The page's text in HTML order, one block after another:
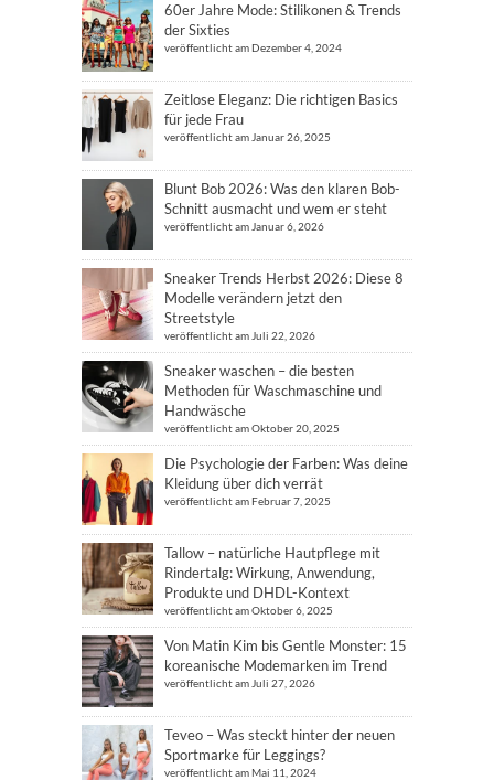
60er Jahre Mode: Stilikonen & Trends
der Sixties
veröffentlicht am Dezember 4, 2024
Zeitlose Eleganz: Die richtigen Basics
für jede Frau
veröffentlicht am Januar 26, 2025
Blunt Bob 2026: Was den klaren Bob-
Schnitt ausmacht und wem er steht
veröffentlicht am Januar 6, 2026
Sneaker Trends Herbst 2026: Diese 8
Modelle verändern jetzt den
Streetstyle
veröffentlicht am Juli 22, 2026
Sneaker waschen – die besten
Methoden für Waschmaschine und
Handwäsche
veröffentlicht am Oktober 20, 2025
Die Psychologie der Farben: Was deine
Kleidung über dich verrät
veröffentlicht am Februar 7, 2025
Tallow – natürliche Hautpflege mit
Rindertalg: Wirkung, Anwendung,
Produkte und DHDL-Kontext
veröffentlicht am Oktober 6, 2025
Von Matin Kim bis Gentle Monster: 15
koreanische Modemarken im Trend
veröffentlicht am Juli 27, 2026
Teveo – Was steckt hinter der neuen
Sportmarke für Leggings?
veröffentlicht am Mai 11, 2024